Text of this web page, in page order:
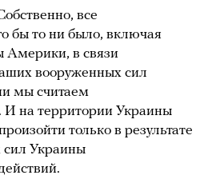
все
бы то ни было, включая
в связи
вооруженных сил
мы считаем
И на территории Украины
только в результате
сил Украины